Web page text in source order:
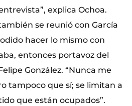
explica Ochoa.
se reunió con García
hacer lo mismo con
entonces portavoz del
González. “Nunca me
tampoco que sí; se limitan a
que están ocupados”.